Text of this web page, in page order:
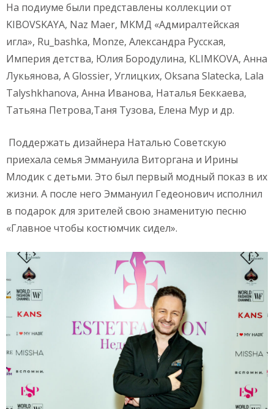
На подиуме были представлены коллекции от
KIBOVSKAYA, Naz Maer, МКМД «Адмиралтейская
игла», Ru_bashka, Monze, Александра Русская,
Империя детства, Юлия Бородулина, KLIMKOVA, Анна
Лукьянова, А Glossier, Углицких, Oksana Slatecka, Lala
Talyshkhanova, Анна Иванова, Наталья Беккаева,
Татьяна Петрова,Таня Тузова, Елена Мур и др.
Поддержать дизайнера Наталью Советскую
приехала семья Эммануила Виторгана и Ирины
Млодик с детьми. Это был первый модный показ в их
жизни. А после него Эммануил Гедеонович исполнил
в подарок для зрителей свою знаменитую песню
«Главное чтобы костюмчик сидел».